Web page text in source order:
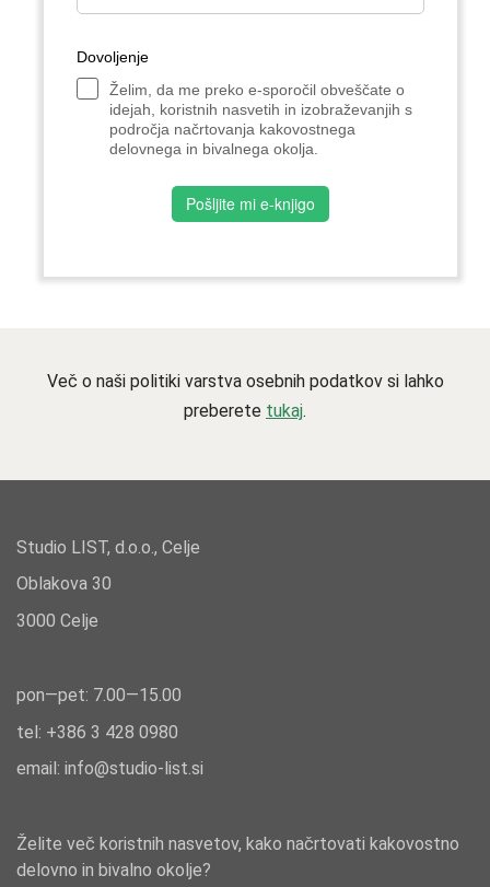
Dovoljenje
Želim, da me preko e-sporočil obveščate o
idejah, koristnih nasvetih in izobraževanjih s
področja načrtovanja kakovostnega
delovnega in bivalnega okolja.
Pošljite mi e-knjigo
Več o naši politiki varstva osebnih podatkov si lahko
preberete tukaj.
Studio LIST, d.o.o., Celje
Oblakova 30
3000 Celje
pon—pet: 7.00—15.00
tel: +386 3 428 0980
email: info@studio-list.si
Želite več koristnih nasvetov, kako načrtovati kakovostno
delovno in bivalno okolje?